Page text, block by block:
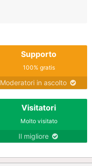
Supporto
100% gratis
Moderatori in ascolto
Visitatori
Molto visitato
Il migliore